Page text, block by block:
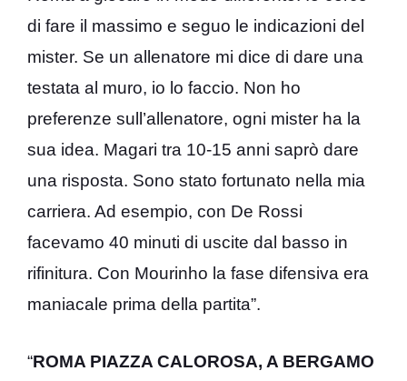
di fare il massimo e seguo le indicazioni del
mister. Se un allenatore mi dice di dare una
testata al muro, io lo faccio. Non ho
preferenze sull’allenatore, ogni mister ha la
sua idea. Magari tra 10-15 anni saprò dare
una risposta. Sono stato fortunato nella mia
carriera. Ad esempio, con De Rossi
facevamo 40 minuti di uscite dal basso in
rifinitura. Con Mourinho la fase difensiva era
maniacale prima della partita”.
“ROMA PIAZZA CALOROSA, A BERGAMO